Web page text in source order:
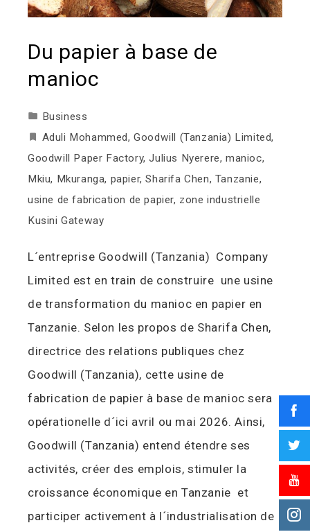
Du papier à base de
manioc
Business
Aduli Mohammed,Goodwill (Tanzania) Limited,
Goodwill Paper Factory,Julius Nyerere,manioc,
Mkiu, Mkuranga, papier,Sharifa Chen, Tanzanie,
usine de fabrication de papier, zone industrielle
Kusini Gateway
L´entreprise Goodwill (Tanzania) Company
Limited est en train de construire une usine
de transformation du manioc en papier en
Tanzanie. Selon les propos de Sharifa Chen,
directrice des relations publiques chez
Goodwill (Tanzania), cette usine de
fabrication de papier à base de manioc sera
opérationelle d´ici avril ou mai 2026. Ainsi,
Goodwill (Tanzania) entend étendre ses
activités, créer des emplois, stimuler la
croissance économique en Tanzanie et
participer activement à l´industrialisation de